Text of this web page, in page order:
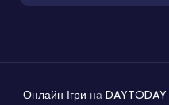
Онлайн Ігри на DAYTODAY